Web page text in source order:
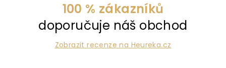
100 % zákazníků
doporučuje náš obchod
Zobrazit recenze na Heureka.cz